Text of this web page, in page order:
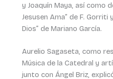
y Joaquín Maya, así como
Jesusen Ama” de F. Gorriti
Dios” de Mariano García.
Aurelio Sagaseta, como
Música de la Catedral y
junto con Ángel Briz,